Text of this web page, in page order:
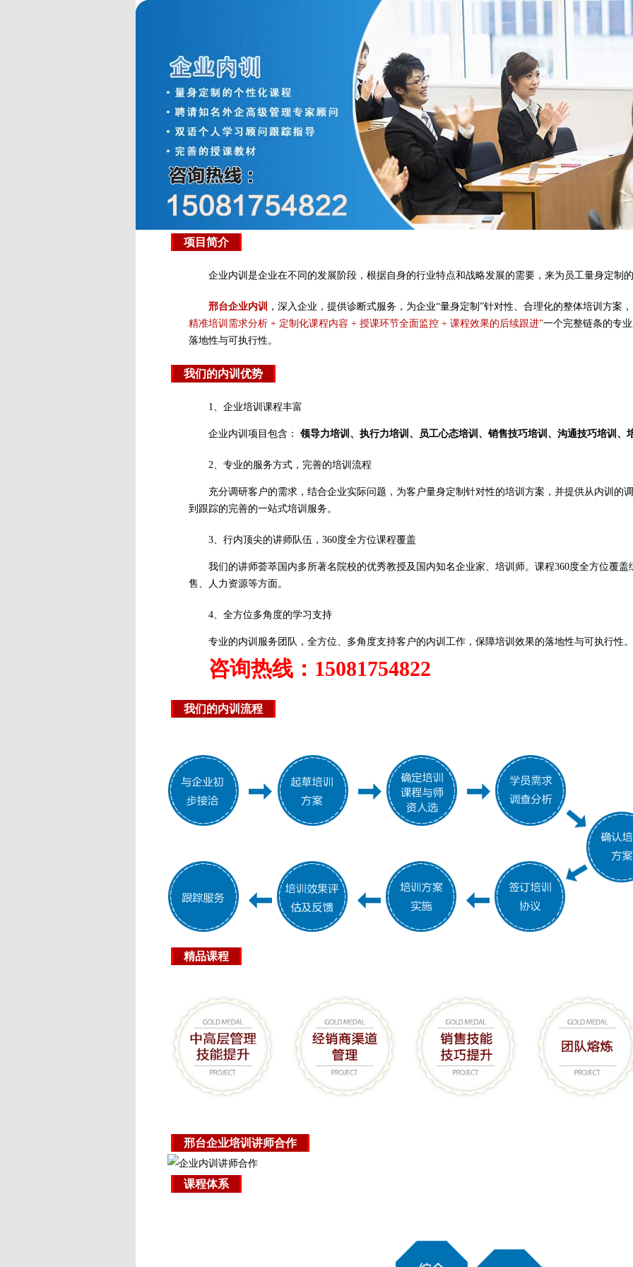
项目简介
企业内训是企业在不同的发展阶段，根据自身的行业特点和战略发展的需要，来为员工量身定制
邢台企业内训
，深入企业，提供诊断式服务，为企业“量身定制”针对性、合理化的整体培训方案
精准培训需求分析 + 定制化课程内容 + 授课环节全面监控 + 课程效果的后续跟进”一个完整链条的专
落地性与可执行性。
我们的内训优势
1、企业培训课程丰富
企业内训项目包含： 领导力培训、执行力培训、员工心态培训、销售技巧培训、沟通技巧培训、
2、专业的服务方式，完善的培训流程
充分调研客户的需求，结合企业实际问题，为客户量身定制针对性的培训方案，并提供从内训的
到跟踪的完善的一站式培训服务。
3、行内顶尖的讲师队伍，360度全方位课程覆盖
我们的讲师荟萃国内多所著名院校的优秀教授及国内知名企业家、培训师。课程360度全方位覆盖
售、人力资源等方面。
4、全方位多角度的学习支持
专业的内训服务团队，全方位、多角度支持客户的内训工作，保障培训效果的落地性与可执行性。
咨询热线：15081754822
我们的内训流程
精品课程
邢台企业培训讲师合作
课程体系